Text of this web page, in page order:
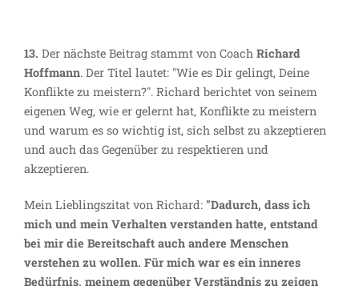
13. Der nächste Beitrag stammt von Coach Richard
Hoffmann. Der Titel lautet: "Wie es Dir gelingt, Deine
Konflikte zu meistern?". Richard berichtet von seinem
eigenen Weg, wie er gelernt hat, Konflikte zu meistern
und warum es so wichtig ist, sich selbst zu akzeptieren
und auch das Gegenüber zu respektieren und
akzeptieren.
Mein Lieblingszitat von Richard: "Dadurch, dass ich
mich und mein Verhalten verstanden hatte, entstand
bei mir die Bereitschaft auch andere Menschen
verstehen zu wollen. Für mich war es ein inneres
Bedürfnis, meinem gegenüber Verständnis zu zeigen